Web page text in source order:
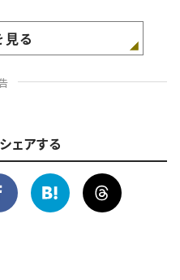
る
ェアする